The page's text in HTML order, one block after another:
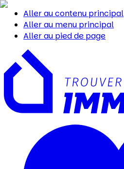
Aller au contenu principal
Aller au menu principal
Aller au pied de page